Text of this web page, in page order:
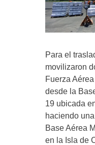
Para el
movilizaron
Fuerza
desde la
19 ubicada
haciendo
Base Aérea
en la Isla de